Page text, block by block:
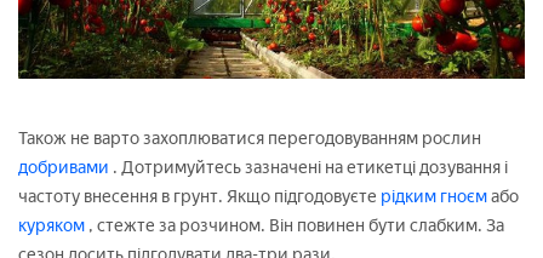
Також не варто захоплюватися перегодовуванням рослин
добривами . Дотримуйтесь зазначені на етикетці дозування і
частоту внесення в грунт. Якщо підгодовуєте рідким гноємабо
куряком , стежте за розчином. Він повинен бути слабким. За